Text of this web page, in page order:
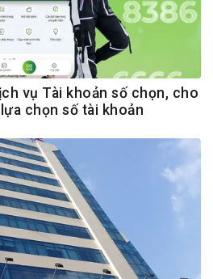
vụ Tài khoản số chọn, cho
chọn số tài khoản